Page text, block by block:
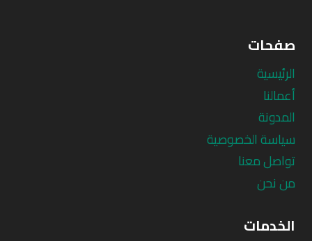
صفحات
الرئيسية
أعمالنا
المدونة
سياسة الخصوصية
تواصل معنا
من نحن
الخدمات